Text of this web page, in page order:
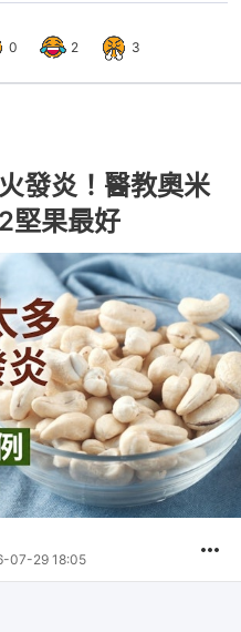
0 2 3
發炎！醫教奧米
堅果最好
07-29 18:05